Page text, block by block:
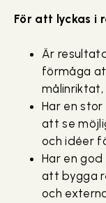
För att lyckas i
Är
förmåga
Har en
att se
och idéer
Har en
att bygga
och